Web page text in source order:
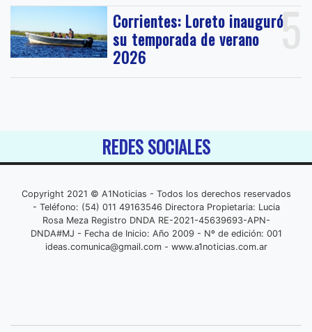
5
Corrientes: Loreto inauguró
su temporada de verano
2026
REDES SOCIALES
Copyright 2021 © A1Noticias - Todos los derechos reservados
- Teléfono: (54) 011 49163546 Directora Propietaria: Lucia
Rosa Meza Registro DNDA RE-2021-45639693-APN-
DNDA#MJ - Fecha de Inicio: Año 2009 - Nº de edición: 001
ideas.comunica@gmail.com- www.a1noticias.com.ar